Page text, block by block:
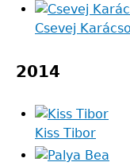
Csevej
2014
Kiss Tibor